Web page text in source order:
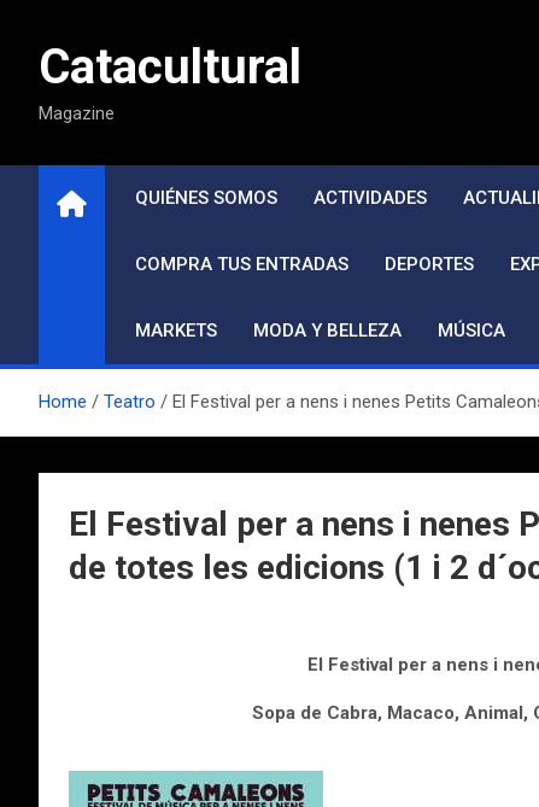
contenidoCatacultural
Magazine
QUIÉNES SOMOS ACTIVIDADES
COMPRA TUS ENTRADAS DEPORTES
MARKETS MODA Y BELLEZA MÚSICA
Home Teatro El Festival per a nens i nenes Petits
El Festival per a nens i nenes
de totes les edicions (1 i 2
El Festival per a nens i
Sopa de Cabra, Macaco,